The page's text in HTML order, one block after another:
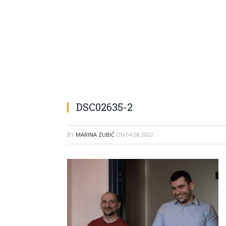
DSC02635-2
BY MARINA ZUBIĆ ON 04.08.2022